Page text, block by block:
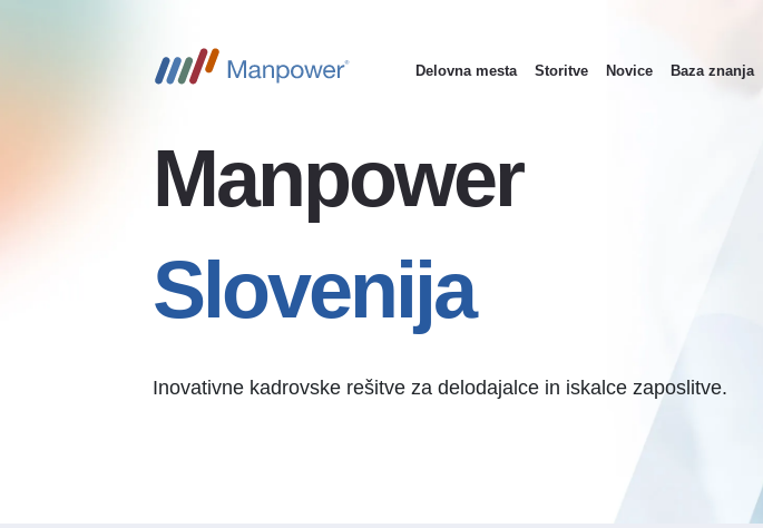
Delovna mesta Storitve Novice Baza znanja
Manpower
Slovenija
Inovativne kadrovske rešitve za delodajalce in iskalce zaposlitve.